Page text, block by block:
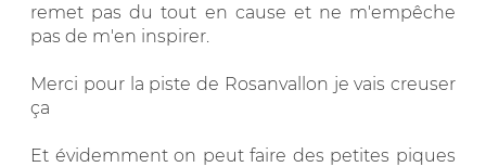
remet pas du tout en cause et ne m'empêche
pas de m'en inspirer.
Merci pour la piste de Rosanvallon je vais creuser
ça
Et évidemment on peut faire des petites piques